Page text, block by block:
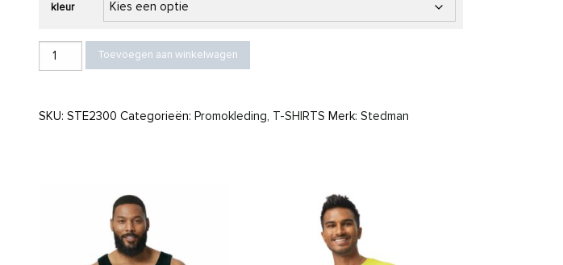
kleur
Stedman T-shirt V-Neck Classic-T SS for him aantal
Toevoegen aan winkelwagen
SKU: STE2300 Categorieën: Promokleding T-SHIRTS Merk: Stedman